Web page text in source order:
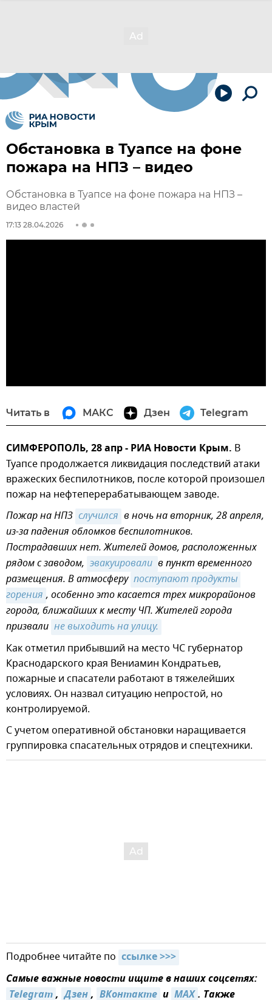
Обстановка в Туапсе на фоне
пожара на НПЗ – видео
Обстановка в Туапсе на фоне пожара на НПЗ –
видео властей
17:13 28.04.2026
Читать в МАКС Дзен Telegram
СИМФЕРОПОЛЬ, 28 апр - РИА Новости Крым. В
Туапсе продолжается ликвидация последствий атаки
вражеских беспилотников, после которой произошел
пожар на нефтеперерабатывающем заводе.
Пожар на НПЗ случился в ночь на вторник, 28 апреля,
из-за падения обломков беспилотников.
Пострадавших нет. Жителей домов, расположенных
рядом с заводом, эвакуировали в пункт временного
размещения. В атмосферу поступают продукты
горения , особенно это касается трех микрорайонов
города, ближайших к месту ЧП. Жителей города
призвали не выходить на улицу.
Как отметил прибывший на место ЧС губернатор
Краснодарского края Вениамин Кондратьев,
пожарные и спасатели работают в тяжелейших
условиях. Он назвал ситуацию непростой, но
контролируемой.
С учетом оперативной обстановки наращивается
группировка спасательных отрядов и спецтехники.
Подробнее читайте по ссылке >>>
Самые важные новости ищите в наших соцсетях:
Telegram, Дзен, ВКонтакте и MAX. Также